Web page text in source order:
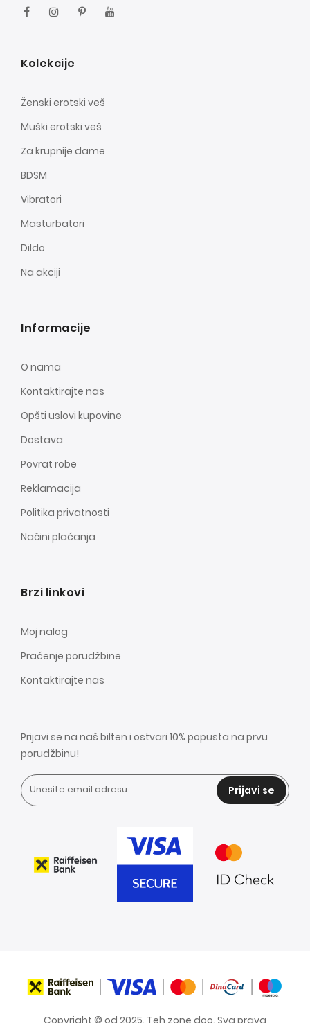
Kolekcije
Ženski erotski veš
Muški erotski veš
Za krupnije dame
BDSM
Vibratori
Masturbatori
Dildo
Na akciji
Informacije
O nama
Kontaktirajte nas
Opšti uslovi kupovine
Dostava
Povrat robe
Reklamacija
Politika privatnosti
Načini plaćanja
Brzi linkovi
Moj nalog
Praćenje porudžbine
Kontaktirajte nas
Prijavi se na naš bilten i ostvari 10% popusta na prvu
porudžbinu!
Prijavi se